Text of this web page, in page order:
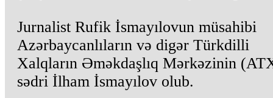
Jurnalist Rufik İsmayılovun müsahibi
Azərbaycanlıların və digər Türkdilli
Xalqların Əməkdaşlıq Mərkəzinin
sədri İlham İsmayılov olub.